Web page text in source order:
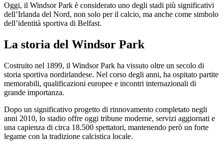
Oggi, il Windsor Park è considerato uno degli stadi più significativi
dell’Irlanda del Nord, non solo per il calcio, ma anche come simbolo
dell’identità sportiva di Belfast.
La storia del Windsor Park
Costruito nel 1899, il Windsor Park ha vissuto oltre un secolo di
storia sportiva nordirlandese. Nel corso degli anni, ha ospitato partite
memorabili, qualificazioni europee e incontri internazionali di
grande importanza.
Dopo un significativo progetto di rinnovamento completato negli
anni 2010, lo stadio offre oggi tribune moderne, servizi aggiornati e
una capienza di circa 18.500 spettatori, mantenendo però un forte
legame con la tradizione calcistica locale.